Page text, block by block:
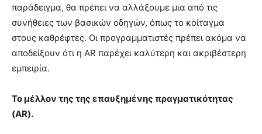
παράδειγμα, θα πρέπει να αλλάξουμε μια από τις
συνήθειες των βασικών οδηγών, όπως το κοίταγμα
στους καθρέφτες. Οι προγραμματιστές πρέπει ακόμα να
αποδείξουν ότι η AR παρέχει καλύτερη και ακριβέστερη
εμπειρία.
Το μέλλον της της επαυξημένης πραγματικότητας
(AR).